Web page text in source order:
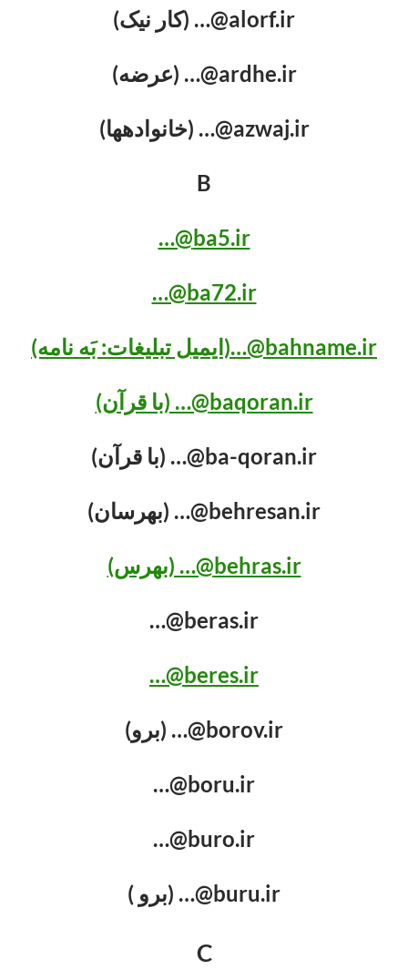
alorf.ir@… (کار نیک)
ardhe.ir@… (عرضه)
azwaj.ir@… (خانواده‏ها)
B
ba5.ir@…
ba72.ir@…
bahname.ir@…(ایمیل تبلیغات: بَه نامه)
baqoran.ir@… (با قرآن)
ba-qoran.ir@… (با قرآن)
behresan.ir@… (بهرسان)
behras.ir@… (بهرس)
beras.ir@…
beres.ir@…
borov.ir@… (برو)
boru.ir@…
buro.ir@…
buru.ir@… (برو )
C